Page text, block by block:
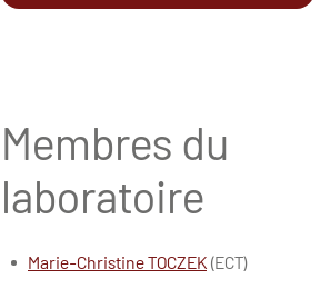
Membres du
laboratoire
Marie-Christine TOCZEK(ECT)